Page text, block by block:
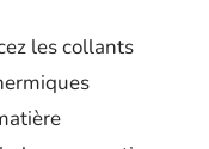
les collants